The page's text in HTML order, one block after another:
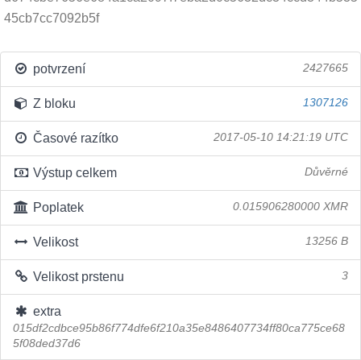
45cb7cc7092b5f
potvrzení 2427665
Z bloku 1307126
Časové razítko 2017-05-10 14:21:19 UTC
Výstup celkem Důvěrné
Poplatek 0.015906280000 XMR
Velikost 13256 B
Velikost prstenu 3
extra
015df2cdbce95b86f774dfe6f210a35e8486407734ff80ca775ce68
5f08ded37d6